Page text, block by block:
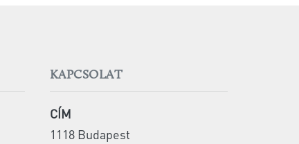
KAPCSOLAT
CÍM
1118 Budapest